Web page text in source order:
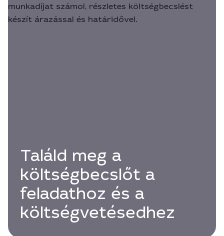
Találd meg a
költségbecslőt a
feladathoz és a
költségvetésedhez